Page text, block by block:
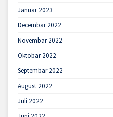
Januar 2023
Decembar 2022
Novembar 2022
Oktobar 2022
Septembar 2022
August 2022
Juli 2022